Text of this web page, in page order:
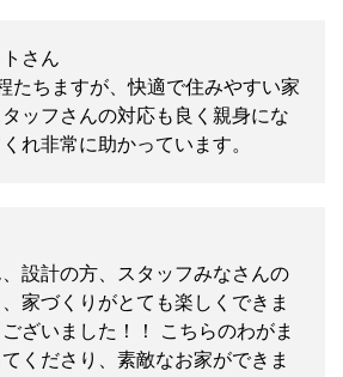
さん
たちますが、快適で住みやすい家
ッフさんの対応も良く親身にな
れ非常に助かっています。
設計の方、スタッフみなさんの
家づくりがとても楽しくできま
ざいました！！ こちらのわがま
くださり、素敵なお家ができま